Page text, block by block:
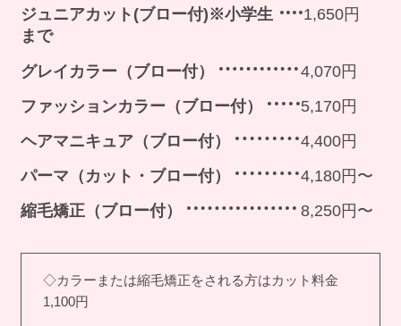
ジュニアカット(ブロー付)※小学生
まで
1,650円
グレイカラー（ブロー付）
4,070円
ファッションカラー（ブロー付）
5,170円
ヘアマニキュア（ブロー付）
4,400円
パーマ（カット・ブロー付）
4,180円〜
縮毛矯正（ブロー付）
8,250円〜
◇カラーまたは縮毛矯正をされる方はカット料金
1,100円